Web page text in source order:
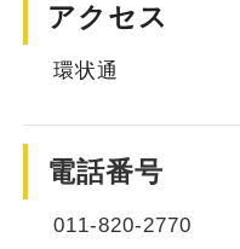
アクセス
環状通
電話番号
011-820-2770